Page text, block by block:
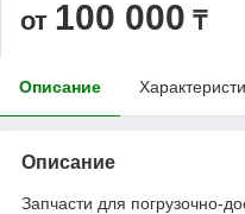
от 100 000 ₸
Описание
Описание
Запчасти для погрузочно-